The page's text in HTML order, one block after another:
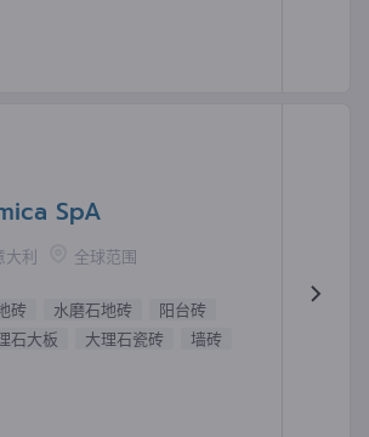
SpA
大利 全球范围
砖 水磨石地砖
阳台砖
石大板 大理石瓷砖
墙砖